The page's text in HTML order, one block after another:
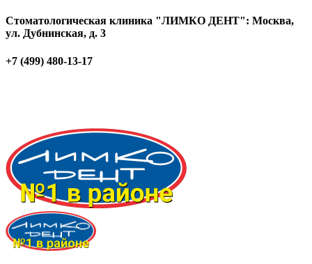
Стоматологическая клиника "ЛИМКО ДЕНТ": Москва,
ул. Дубнинская, д. 3
+7 (499) 480-13-17